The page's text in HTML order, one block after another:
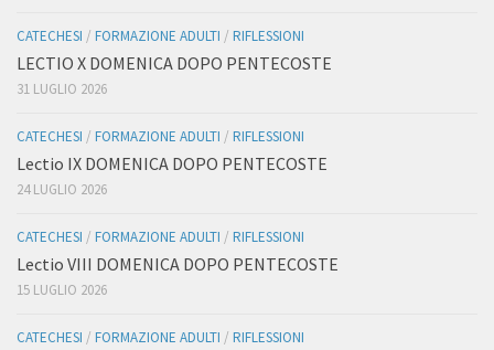
CATECHESI / FORMAZIONE ADULTI / RIFLESSIONI
LECTIO X DOMENICA DOPO PENTECOSTE
31 LUGLIO 2026
CATECHESI / FORMAZIONE ADULTI / RIFLESSIONI
Lectio IX DOMENICA DOPO PENTECOSTE
24 LUGLIO 2026
CATECHESI / FORMAZIONE ADULTI / RIFLESSIONI
Lectio VIII DOMENICA DOPO PENTECOSTE
15 LUGLIO 2026
CATECHESI / FORMAZIONE ADULTI / RIFLESSIONI